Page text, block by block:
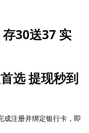
存30送37 实
选 提现秒到
成注册并绑定银行卡，即